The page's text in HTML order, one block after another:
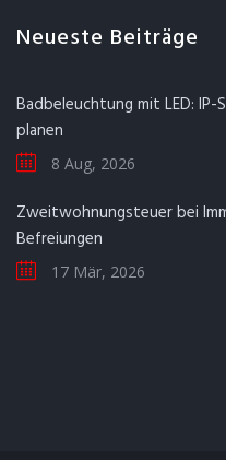
Neueste Beiträge
Badbeleuchtung mit LED:
planen
8 Aug, 2026
Zweitwohnungsteuer bei
Befreiungen
17 Mär, 2026